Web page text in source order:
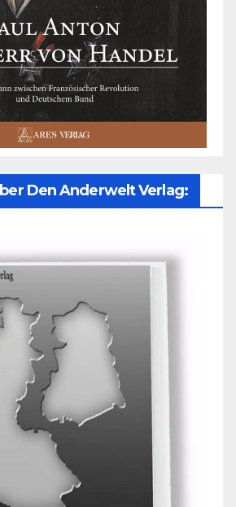
Den Anderwelt Verlag: